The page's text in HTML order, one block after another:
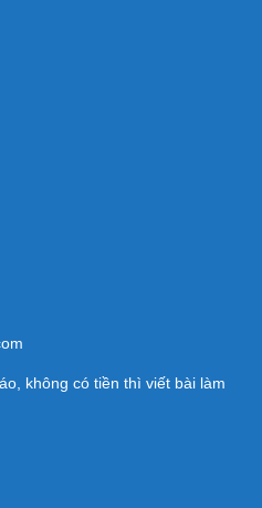
không có tiền thì viết bài làm